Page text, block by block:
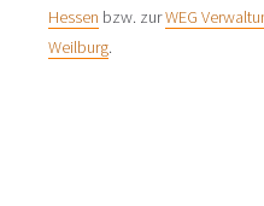
Hessen bzw. zurWEG
Weilburg.